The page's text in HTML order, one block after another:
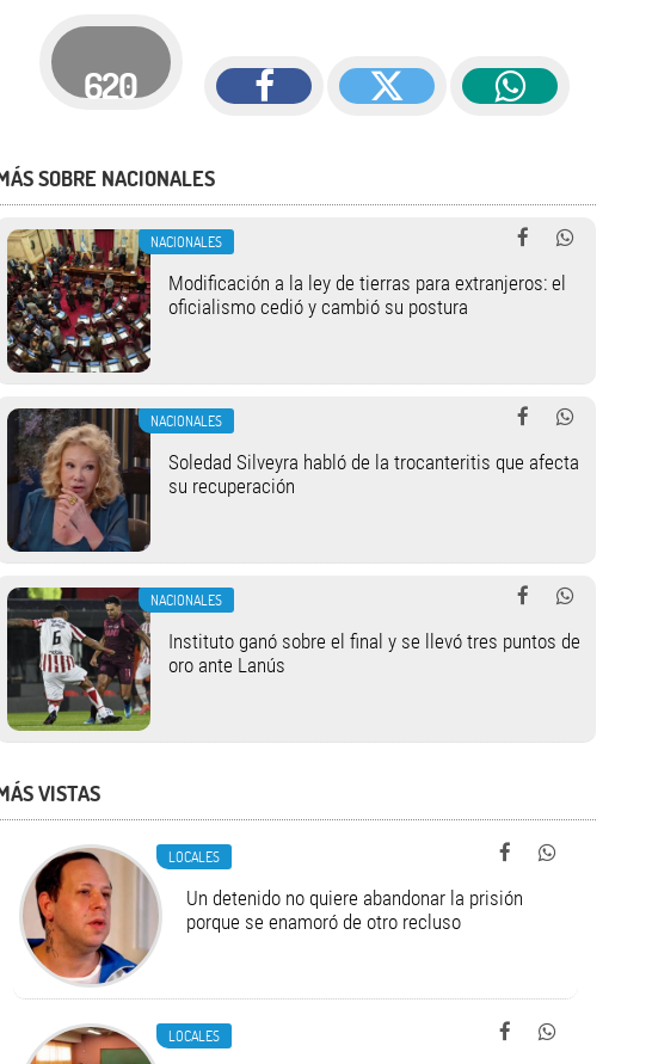
620
SOBRE NACIONALES
NACIONALES
Modificación a la ley de tierras para extranjeros: el
oficialismo cedió y cambió su postura
NACIONALES
Soledad Silveyra habló de la trocanteritis que afecta
su recuperación
NACIONALES
Instituto ganó sobre el final y se llevó tres puntos de
oro ante Lanús
VISTAS
LOCALES
Un detenido no quiere abandonar la prisión
porque se enamoró de otro recluso
LOCALES